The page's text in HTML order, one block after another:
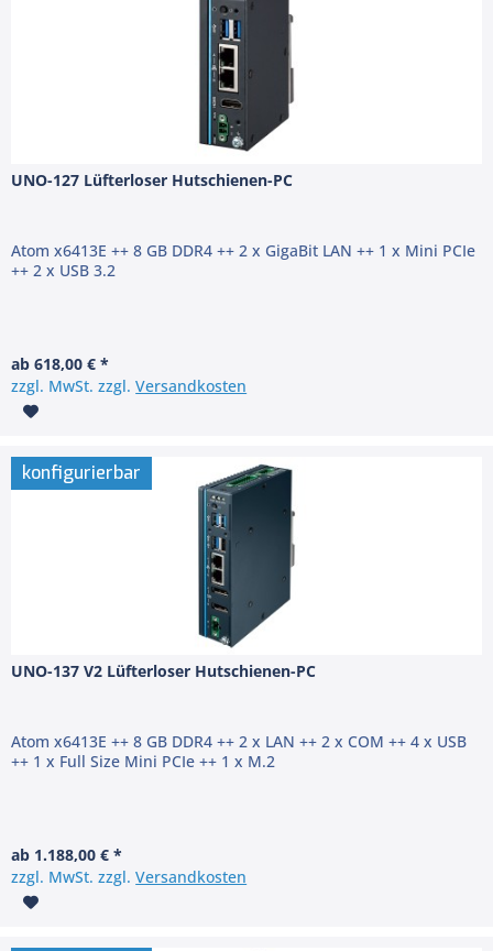
UNO-127 Lüfterloser Hutschienen-PC
Atom x6413E ++ 8 GB DDR4 ++ 2 x GigaBit LAN ++ 1 x Mini PCIe
++ 2 x USB 3.2
ab 618,00 € *
zzgl. MwSt. zzgl.Versandkosten
konfigurierbar
UNO-137 V2 Lüfterloser Hutschienen-PC
Atom x6413E ++ 8 GB DDR4 ++ 2 x LAN ++ 2 x COM ++ 4 x USB
++ 1 x Full Size Mini PCIe ++ 1 x M.2
ab 1.188,00 € *
zzgl. MwSt. zzgl.Versandkosten